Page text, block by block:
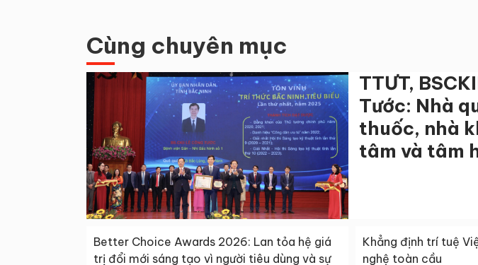
Cùng chuyên mục
TTƯT,
Tước: Nhà
thuốc, nhà
tâm và tâm
Better Choice Awards 2026: Lan tỏa hệ giá
trị đổi mới sáng tạo vì người tiêu dùng và sự
Khẳng định trí tuệ
nghệ toàn cầu